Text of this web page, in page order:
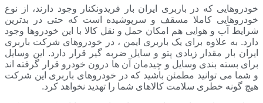
خودروهایی که در باربری ایران بار فریدونکنار وجود دارند، از نوع
خودروهایی کاملا مسقف و سرپوشیده است که حتی در بدترین
شرایط آب و هوایی هم امکان حمل و نقل کالا با این خودروها وجود
دارد. به علاوه برای یک باربری ایمن ، در خودروهای شرکت باربری
ایران بار مقدار زیادی پتو و سایل ضربه گیر قرار دارد. این وسایل
برای بسته بندی وسایل و چیدمان آن ها درون خودرو قرار گرفته اند
و شما می توانید مطمئن باشید که در خودروهای باربری این شرکت
هیچ گونه خطری سلامت کالاهای شما را تهدید نخواهد کرد.